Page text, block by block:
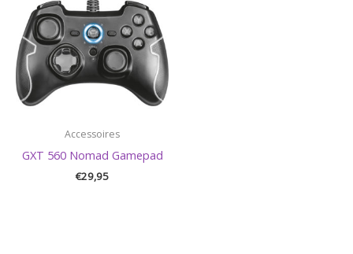
Accessoires
GXT 560 Nomad Gamepad
€29,95